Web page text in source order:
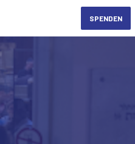
SPENDEN